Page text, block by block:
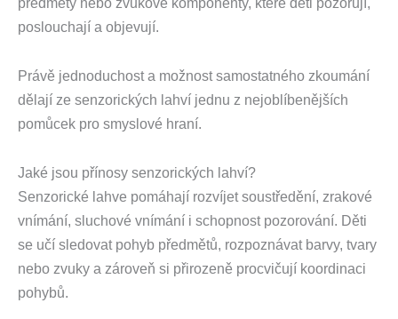
předměty nebo zvukové komponenty, které děti pozorují,
poslouchají a objevují.
Právě jednoduchost a možnost samostatného zkoumání
dělají ze senzorických lahví jednu z nejoblíbenějších
pomůcek pro smyslové hraní.
Jaké jsou přínosy senzorických lahví?
Senzorické lahve pomáhají rozvíjet soustředění, zrakové
vnímání, sluchové vnímání i schopnost pozorování. Děti
se učí sledovat pohyb předmětů, rozpoznávat barvy, tvary
nebo zvuky a zároveň si přirozeně procvičují koordinaci
pohybů.